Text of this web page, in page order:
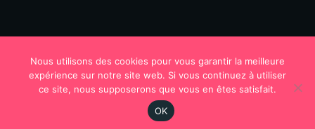
S'abonner
Nous utilisons des cookies pour vous garantir la meilleure
expérience sur notre site web. Si vous continuez à utiliser
ce site, nous supposerons que vous en êtes satisfait.
OK